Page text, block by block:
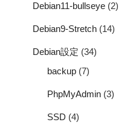
Debian11-bullseye (2)
Debian9-Stretch (14)
Debian設定 (34)
backup (7)
PhpMyAdmin (3)
SSD (4)